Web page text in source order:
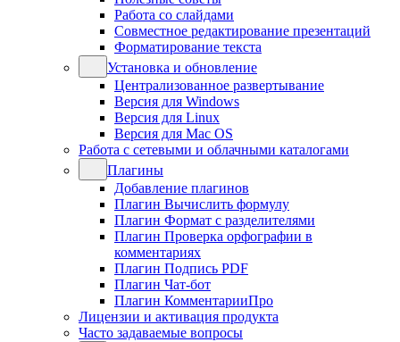
Работа со слайдами
Совместное редактирование презентаций
Форматирование текста
Установка и обновление
Централизованное развертывание
Версия для Windows
Версия для Linux
Версия для Mac OS
Работа с сетевыми и облачными каталогами
Плагины
Добавление плагинов
Плагин Вычислить формулу
Плагин Формат с разделителями
Плагин Проверка орфографии в
комментариях
Плагин Подпись PDF
Плагин Чат-бот
Плагин КомментарииПро
Лицензии и активация продукта
Часто задаваемые вопросы